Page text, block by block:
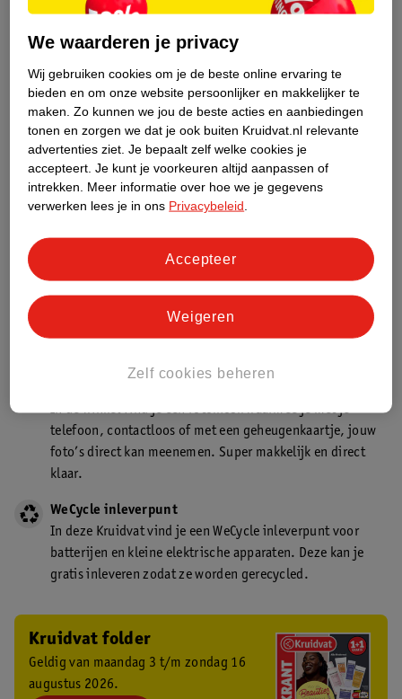
zelfzorg, ook online. Wat je
gezondheidsvraag ook is, stel hem aan
Stel je gezondheidsvraag
Ook in deze winkel
Kruidvat.nl ophaalpunt
Laat je bestelling snel en gemakkelijk bezorgen in de
Kruidvat is een gecertificeerd drogist. Dit betekent dat je
In de winkel vind je een fotokiosk waarmee je met je
telefoon, contactloos of met een geheugenkaartje, jouw
foto’s direct kan meenemen. Super makkelijk en direct
klaar.
WeCycle inleverpunt
In deze Kruidvat vind je een WeCycle inleverpunt voor
batterijen en kleine elektrische apparaten. Deze kan je
gratis inleveren zodat ze worden gerecycled.
Kruidvat folder
Geldig van maandag 3 t/m zondag 16
augustus 2026.
We waarderen je privacy
Wij gebruiken cookies om je de beste online ervaring te
bieden en om onze website persoonlijker en makkelijker te
maken. Zo kunnen we jou de beste acties en aanbiedingen
tonen en zorgen we dat je ook buiten Kruidvat.nl relevante
advertenties ziet. Je bepaalt zelf welke cookies je
accepteert. Je kunt je voorkeuren altijd aanpassen of
intrekken.
Meer informatie over hoe we je gegevens
verwerken lees je in ons Privacybeleid
Zelf cookies beheren
Weigeren
Accepteer